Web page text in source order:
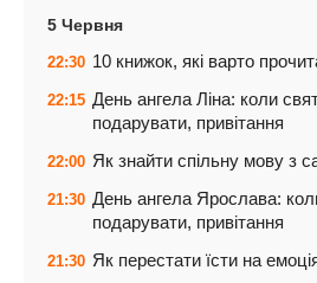
5 Червня
22:30 10 книжок, які варто
22:15 День ангела Ліна: коли
подарувати, привітання
22:00 Як знайти спільну мову з
21:30 День ангела Ярослава:
подарувати, привітання
21:30 Як перестати їсти на